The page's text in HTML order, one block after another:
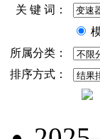
关 键 词：
所属分类：
排序方式：